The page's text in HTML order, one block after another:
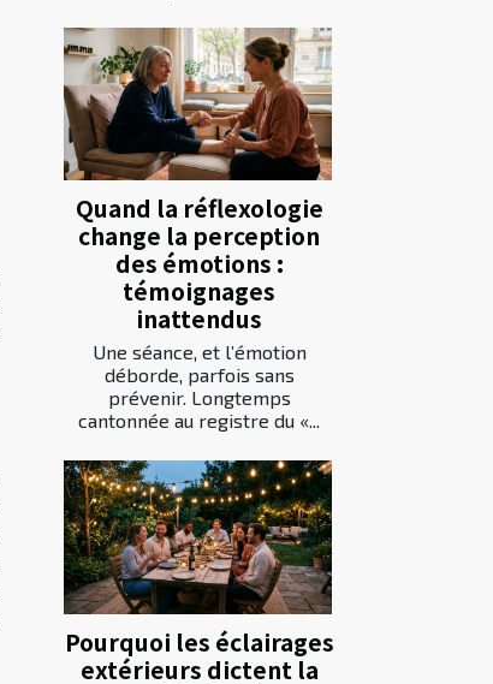
Quand la réflexologie
change la perception
des émotions :
témoignages
inattendus
Une séance, et l’émotion
déborde, parfois sans
prévenir. Longtemps
cantonnée au registre du «...
Pourquoi les éclairages
extérieurs dictent la